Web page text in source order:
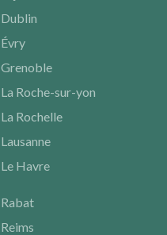
Dublin
Évry
Grenoble
La Roche-sur-yon
La Rochelle
Lausanne
Le Havre
Rabat
Reims